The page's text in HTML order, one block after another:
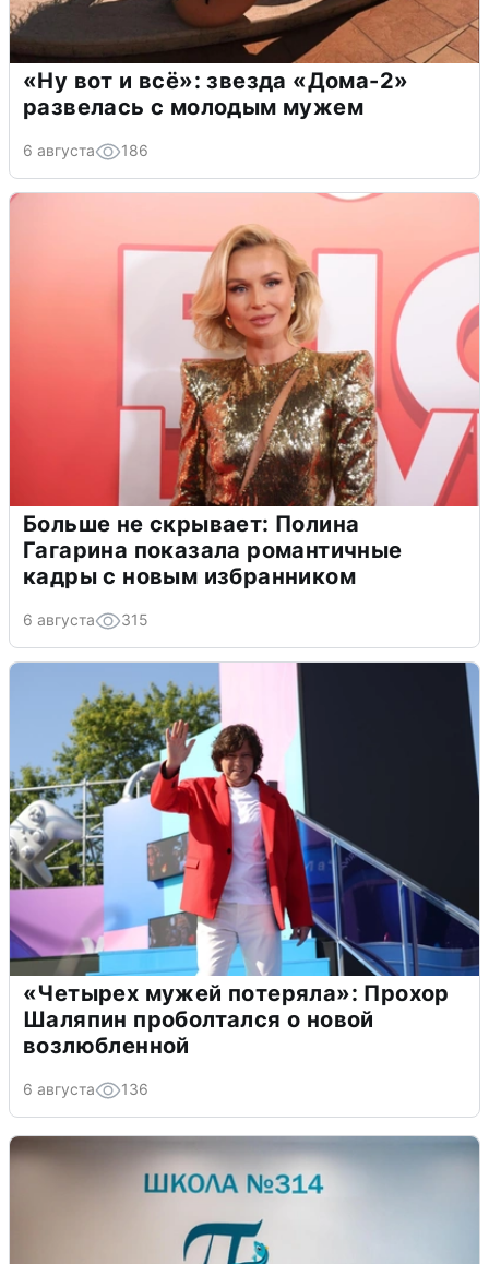
«Ну вот и всё»: звезда «Дома-2»
развелась с молодым мужем
6 августа 186
Больше не скрывает: Полина
Гагарина показала романтичные
кадры с новым избранником
6 августа 315
«Четырех мужей потеряла»: Прохор
Шаляпин проболтался о новой
возлюбленной
6 августа 136